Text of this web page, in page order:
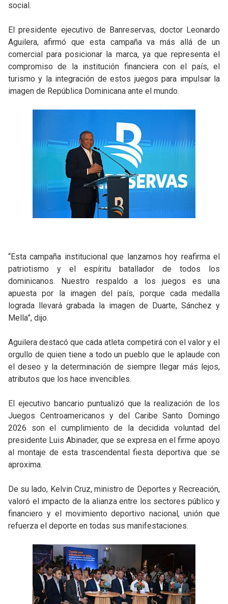
social.
El presidente ejecutivo de Banreservas, doctor Leonardo
Aguilera, afirmó que esta campaña va más allá de un
comercial para posicionar la marca, ya que representa el
compromiso de la institución financiera con el país, el
turismo y la integración de estos juegos para impulsar la
imagen de República Dominicana ante el mundo.
“Esta campaña institucional que lanzamos hoy reafirma el
patriotismo y el espíritu batallador de todos los
dominicanos. Nuestro respaldo a los juegos es una
apuesta por la imagen del país, porque cada medalla
lograda llevará grabada la imagen de Duarte, Sánchez y
Mella”, dijo.
Aguilera destacó que cada atleta competirá con el valor y el
orgullo de quien tiene a todo un pueblo que le aplaude con
el deseo y la determinación de siempre llegar más lejos,
atributos que los hace invencibles.
El ejecutivo bancario puntualizó que la realización de los
Juegos Centroamericanos y del Caribe Santo Domingo
2026 son el cumplimiento de la decidida voluntad del
presidente Luis Abinader, que se expresa en el firme apoyo
al montaje de esta trascendental fiesta deportiva que se
aproxima.
De su lado, Kelvin Cruz, ministro de Deportes y Recreación,
valoró el impacto de la alianza entre los sectores público y
financiero y el movimiento deportivo nacional, unión que
refuerza el deporte en todas sus manifestaciones.